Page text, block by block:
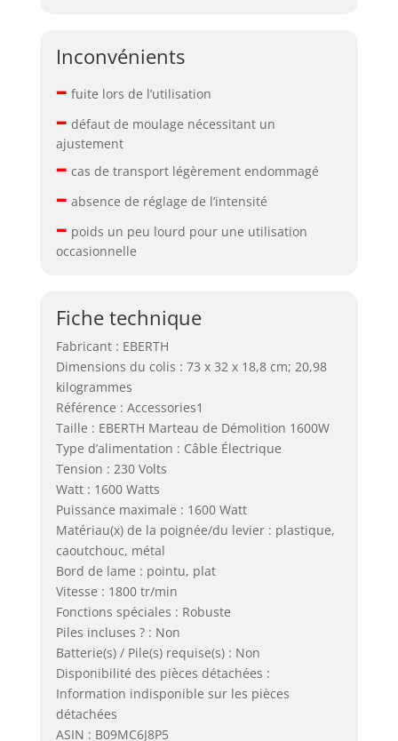
Inconvénients
– fuite lors de l’utilisation
– défaut de moulage nécessitant un
ajustement
– cas de transport légèrement endommagé
– absence de réglage de l’intensité
– poids un peu lourd pour une utilisation
occasionnelle
Fiche technique
Fabricant : EBERTH
Dimensions du colis : 73 x 32 x 18,8 cm; 20,98
kilogrammes
Référence : Accessories1
Taille : EBERTH Marteau de Démolition 1600W
Type d’alimentation : Câble Électrique
Tension : 230 Volts
Watt : 1600 Watts
Puissance maximale : 1600 Watt
Matériau(x) de la poignée/du levier : plastique,
caoutchouc, métal
Bord de lame : pointu, plat
Vitesse : 1800 tr/min
Fonctions spéciales : Robuste
Piles incluses ? : Non
Batterie(s) / Pile(s) requise(s) : Non
Disponibilité des pièces détachées :
Information indisponible sur les pièces
détachées
ASIN : B09MC6J8P5